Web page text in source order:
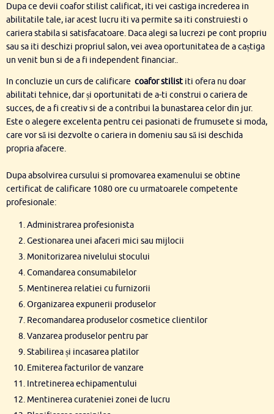
Dupa ce devii coafor stilist calificat, iti vei castiga increderea in
abilitatile tale, iar acest lucru iti va permite sa iti construiesti o
cariera stabila si satisfacatoare. Daca alegi sa lucrezi pe cont propriu
sau sa iti deschizi propriul salon, vei avea oportunitatea de a caștiga
un venit bun si de a fi independent financiar..
In concluzie un curs de calificare coafor stilist iti ofera nu doar
abilitati tehnice, dar și oportunitati de a-ti construi o cariera de
succes, de a fi creativ si de a contribui la bunastarea celor din jur.
Este o alegere excelenta pentru cei pasionati de frumusete si moda,
care vor să isi dezvolte o cariera in domeniu sau să isi deschida
propria afacere.
Dupa absolvirea cursului si promovarea examenului se obtine
certificat de calificare 1080 ore cu urmatoarele competente
profesionale:
Administrarea profesionista
Gestionarea unei afaceri mici sau mijlocii
Monitorizarea nivelului stocului
Comandarea consumabilelor
Mentinerea relatiei cu furnizorii
Organizarea expunerii produselor
Recomandarea produselor cosmetice clientilor
Vanzarea produselor pentru par
Stabilirea și incasarea platilor
Emiterea facturilor de vanzare
Intretinerea echipamentului
Mentinerea curateniei zonei de lucru